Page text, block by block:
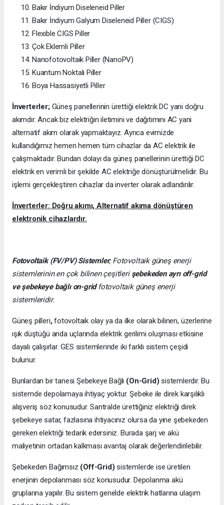
Bakır İndiyum Diseleneid Piller
Bakır İndiyum Galyum Diseleneid Piller (CIGS)
Flexible CIGS Piller
Çok Eklemli Piller
Nanofotovoltaik Piller (NanoPV)
Kuantum Noktalı Piller
Boya Hassasiyetli Piller
İnverterler;Güneş panellerinin ürettiği elektrik DC yani doğru
akımdır. Ancak biz elektriğin iletimini ve dağıtımını AC yani
alternatif akım olarak yapmaktayız. Ayrıca evimizde
kullandığımız hemen hemen tüm cihazlar da AC elektrik ile
çalışmaktadır. Bundan dolayı da güneş panellerinin ürettiği DC
elektrik en verimli bir şekilde AC elektriğe dönüştürülmelidir. Bu
işlemi gerçekleştiren cihazlar da inverter olarak adlandırılır.
İnverterler: Doğru akımı, Alternatif akıma dönüştüren
elektronik cihazlardır.
Fotovoltaik (FV/PV) Sistemler; Fotovoltaik güneş enerji
sistemlerinin en çok bilinen çeşitleri şebekeden ayrı off-grid
ve şebekeye bağlı on-gridfotovoltaik güneş enerji
sistemleridir.
Güneş pilleri,fotovoltaik olay ya da ilke olarak bilinen, üzerlerine
ışık düştüğü anda uçlarında elektrik gerilimi oluşması etkisine
dayalı çalışırlar. GES sistemlerinde iki farklı sistem çeşidi
bulunur.
Bunlardan bir tanesi Şebekeye Bağlı (On-Grid) sistemlerdir. Bu
sistemde depolamaya ihtiyaç yoktur. Şebeke ile direk karşılıklı
alışveriş söz konusudur. Santralde ürettiğiniz elektriği direk
şebekeye satar, fazlasına ihtiyacınız olursa da yine şebekeden
gereken elektriği tedarik edersiniz. Burada şarj ve akü
maliyetinin ortadan kalkması avantaj olarak değerlendirilebilir.
Şebekeden Bağımsız (Off-Grid) sistemlerde ise üretilen
enerjinin depolanması söz konusudur. Depolanma akü
gruplarına yapılır. Bu sistem genelde elektrik hatlarına ulaşım